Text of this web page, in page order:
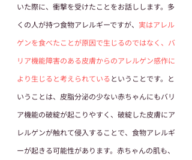
いた際に、衝撃を受けたことをお話しします。多
くの人が持つ食物アレルギーですが、 実はアレル
ゲンを食べたことが原因で生じるのではなく、バ
リア機能障害のある皮膚からのアレルゲン感作に
より生じると考えられているということです。と
いうことは、皮脂分泌の少ない赤ちゃんにもバリ
ア機能の破綻が起こりやすく、破綻した皮膚にア
レルゲンが触れて侵入することで、食物アレルギ
ーが起きる可能性があります。赤ちゃんの肌も、